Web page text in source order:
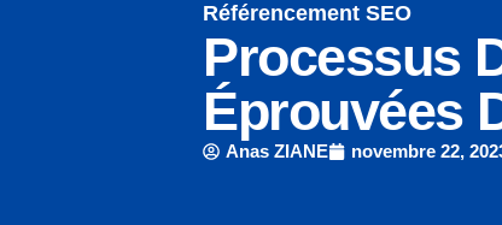
Référencement SEO
Processus
Éprouvées
Anas ZIANE novembre 22,